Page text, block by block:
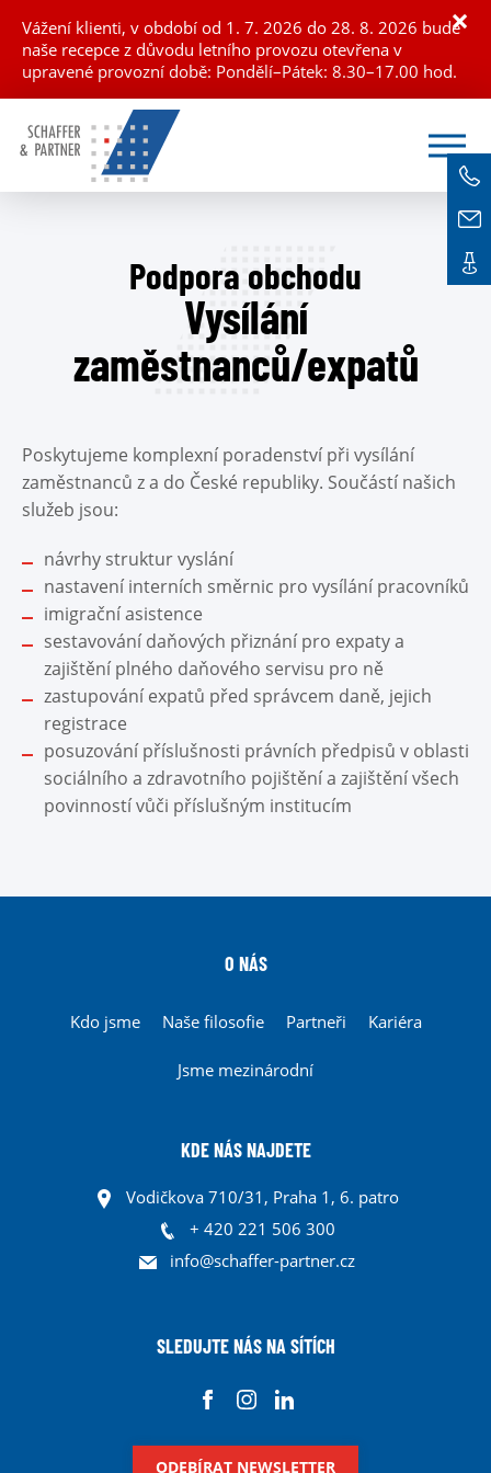
Vážení klienti, v období od 1. 7. 2026 do 28. 8. 2026 bude
naše recepce z důvodu letního provozu otevřena v
upravené provozní době: Pondělí–Pátek: 8.30–17.00 hod.
×
Podpora obchodu
Vysílání
zaměstnanců/expatů
Poskytujeme komplexní poradenství při vysílání
zaměstnanců z a do České republiky. Součástí našich
služeb jsou:
návrhy struktur vyslání
nastavení interních směrnic pro vysílání pracovníků
imigrační asistence
sestavování daňových přiznání pro expaty a
zajištění plného daňového servisu pro ně
zastupování expatů před správcem daně, jejich
registrace
posuzování příslušnosti právních předpisů v oblasti
sociálního a zdravotního pojištění a zajištění všech
povinností vůči příslušným institucím
O NÁS
Kdo jsme Naše filosofie Partneři Kariéra
Jsme mezinárodní
KDE NÁS NAJDETE
Vodičkova 710/31, Praha 1, 6. patro
+ 420 221 506 300
info@schaffer-partner.cz
SLEDUJTE NÁS NA SÍTÍCH
ODEBÍRAT NEWSLETTER